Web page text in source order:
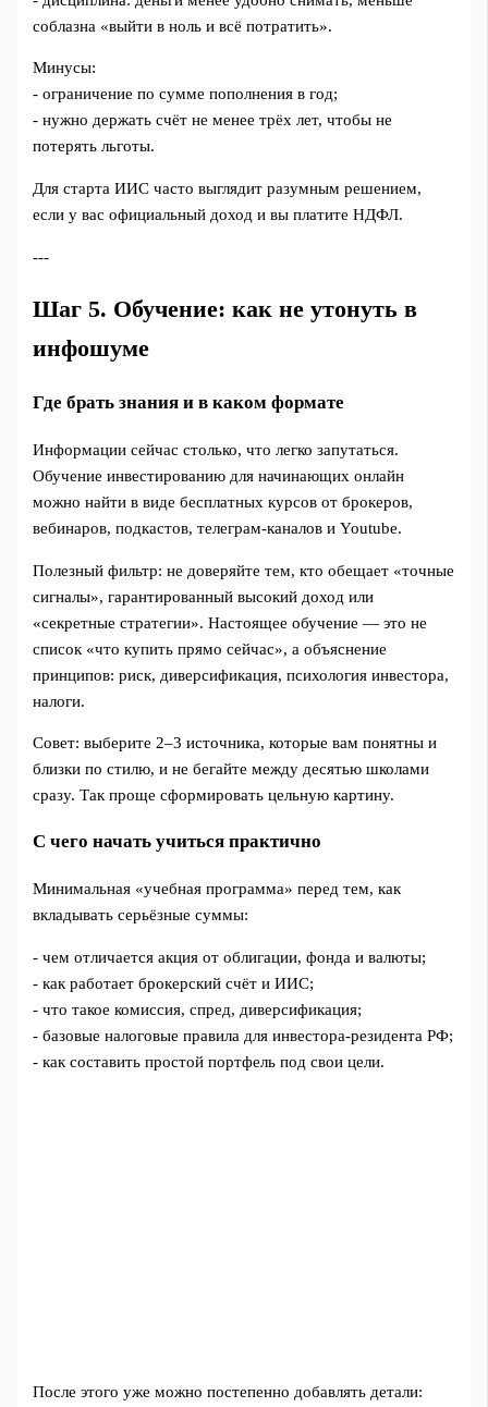
соблазна «выйти в ноль и всё потратить».
Минусы:
- ограничение по сумме пополнения в год;
- нужно держать счёт не менее трёх лет, чтобы не
потерять льготы.
Для старта ИИС часто выглядит разумным решением,
если у вас официальный доход и вы платите НДФЛ.
---
Шаг 5. Обучение: как не утонуть в
инфошуме
Где брать знания и в каком формате
Информации сейчас столько, что легко запутаться.
Обучение инвестированию для начинающих онлайн
можно найти в виде бесплатных курсов от брокеров,
вебинаров, подкастов, телеграм-каналов и Youtube.
Полезный фильтр: не доверяйте тем, кто обещает «точные
сигналы», гарантированный высокий доход или
«секретные стратегии». Настоящее обучение — это не
список «что купить прямо сейчас», а объяснение
принципов: риск, диверсификация, психология инвестора,
налоги.
Совет: выберите 2–3 источника, которые вам понятны и
близки по стилю, и не бегайте между десятью школами
сразу. Так проще сформировать цельную картину.
С чего начать учиться практично
Минимальная «учебная программа» перед тем, как
вкладывать серьёзные суммы:
- чем отличается акция от облигации, фонда и валюты;
- как работает брокерский счёт и ИИС;
- что такое комиссия, спред, диверсификация;
- базовые налоговые правила для инвестора-резидента РФ;
- как составить простой портфель под свои цели.
После этого уже можно постепенно добавлять детали: